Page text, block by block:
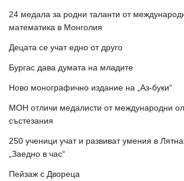
24 медала за родни таланти от
математика в Монголия
Децата се учат едно от друго
Бургас дава думата на младите
Ново монографично издание на „Аз-буки“
МОН отличи медалисти от международни
състезания
250 ученици учат и развиват умения в
„Заедно в час“
Пейзаж с Двореца